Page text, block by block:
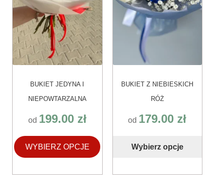
BUKIET JEDYNA I
NIEPOWTARZALNA
od 199.00 zł
WYBIERZ OPCJE
stronie
produktu
BUKIET Z NIEBIESKICH
RÓŻ
od 179.00 zł
Wybierz opcje
stronie
produktu